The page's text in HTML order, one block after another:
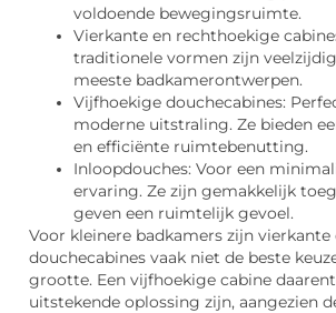
voldoende bewegingsruimte.
Vierkante en rechthoekige
traditionele vormen zijn
meeste badkamerontwerpen.
Vijfhoekige douchecabines:
moderne uitstraling. Ze bieden
en efficiënte ruimtebenutting.
Inloopdouches: Voor een
ervaring. Ze zijn gemakkelijk
geven een ruimtelijk gevoel.
Voor kleinere badkamers zijn
douchecabines vaak niet de beste
grootte. Een vijfhoekige cabine
uitstekende oplossing zijn, aangezien